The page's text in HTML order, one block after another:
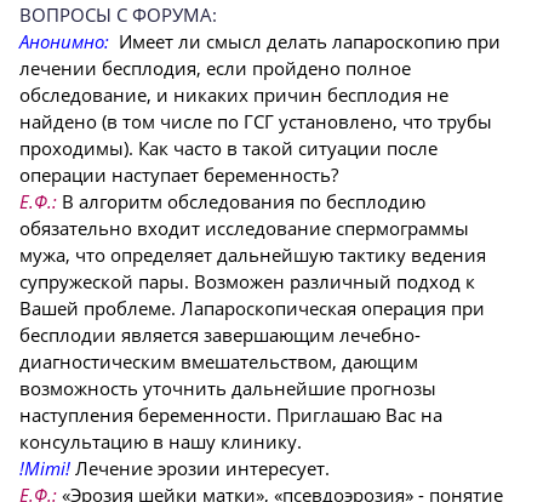
ВОПРОСЫ С ФОРУМА:
Анонимно: Имеет ли смысл делать лапароскопию при
лечении бесплодия, если пройдено полное
обследование, и никаких причин бесплодия не
найдено (в том числе по ГСГ установлено, что трубы
проходимы). Как часто в такой ситуации после
операции наступает беременность?
Е.Ф.: В алгоритм обследования по бесплодию
обязательно входит исследование спермограммы
мужа, что определяет дальнейшую тактику ведения
супружеской пары. Возможен различный подход к
Вашей проблеме. Лапароскопическая операция при
бесплодии является завершающим лечебно-
диагностическим вмешательством, дающим
возможность уточнить дальнейшие прогнозы
наступления беременности. Приглашаю Вас на
консультацию в нашу клинику.
!Mimi! Лечение эрозии интересует.
Е.Ф.: «Эрозия шейки матки», «псевдоэрозия» - понятие